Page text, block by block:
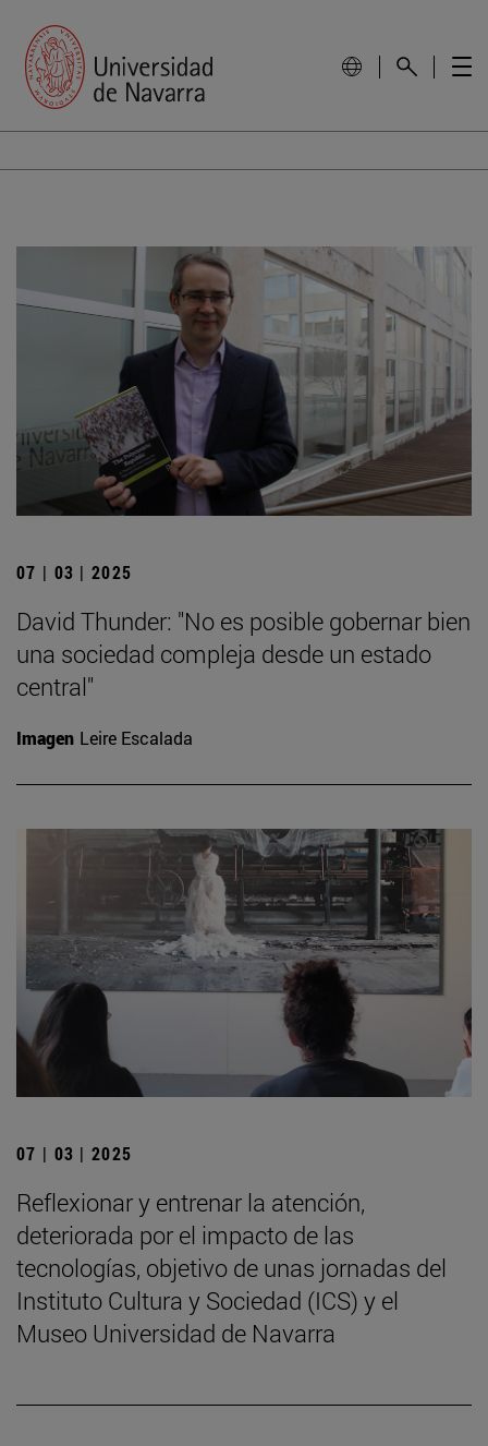
07 | 03 | 2025
David Thunder: "No es posible gobernar bien
una sociedad compleja desde un estado
central"
Imagen Leire Escalada
07 | 03 | 2025
Reflexionar y entrenar la atención,
deteriorada por el impacto de las
tecnologías, objetivo de unas jornadas del
Instituto Cultura y Sociedad (ICS) y el
Museo Universidad de Navarra